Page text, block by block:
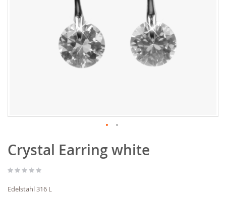
Anfang
der
springen
Crystal Earring white
Edelstahl 316 L